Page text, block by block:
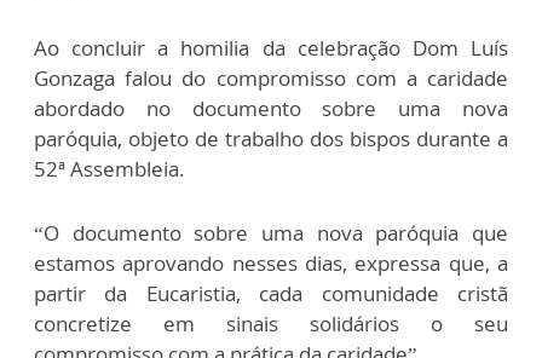
Ao concluir a homilia da celebração Dom Luís
Gonzaga falou do compromisso com a caridade
abordado no documento sobre uma nova
paróquia, objeto de trabalho dos bispos durante a
52ª Assembleia.
“O documento sobre uma nova paróquia que
estamos aprovando nesses dias, expressa que, a
partir da Eucaristia, cada comunidade cristã
concretize em sinais solidários o seu